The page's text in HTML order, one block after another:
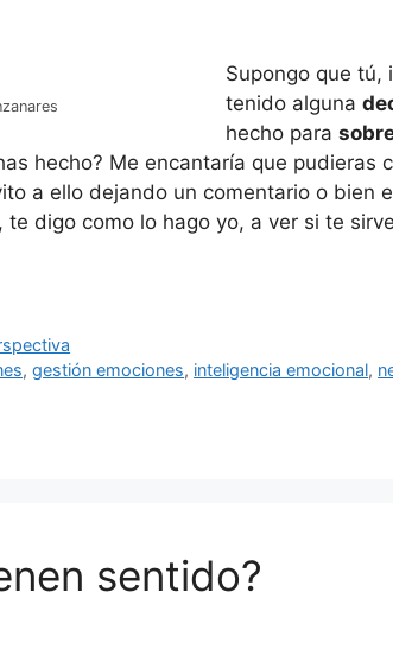
Supongo que tú,
tenido alguna
hecho para
hecho? Me encantaría que pudieras
a ello dejando un comentario o bien
digo como lo hago yo, a ver si te
,gestión emociones, inteligencia emocional,
sentido?